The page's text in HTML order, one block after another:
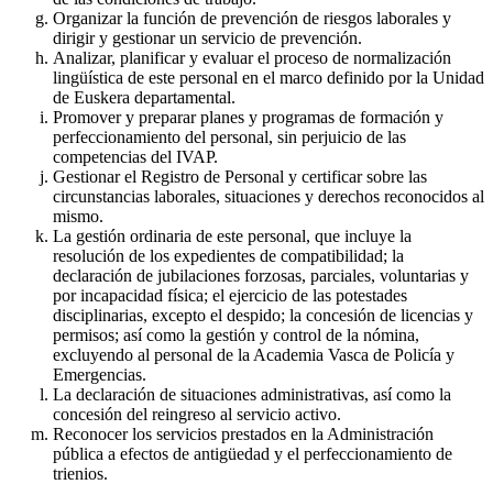
Organizar la función de prevención de riesgos laborales y
dirigir y gestionar un servicio de prevención.
Analizar, planificar y evaluar el proceso de normalización
lingüística de este personal en el marco definido por la Unidad
de Euskera departamental.
Promover y preparar planes y programas de formación y
perfeccionamiento del personal, sin perjuicio de las
competencias del IVAP.
Gestionar el Registro de Personal y certificar sobre las
circunstancias laborales, situaciones y derechos reconocidos al
mismo.
La gestión ordinaria de este personal, que incluye la
resolución de los expedientes de compatibilidad; la
declaración de jubilaciones forzosas, parciales, voluntarias y
por incapacidad física; el ejercicio de las potestades
disciplinarias, excepto el despido; la concesión de licencias y
permisos; así como la gestión y control de la nómina,
excluyendo al personal de la Academia Vasca de Policía y
Emergencias.
La declaración de situaciones administrativas, así como la
concesión del reingreso al servicio activo.
Reconocer los servicios prestados en la Administración
pública a efectos de antigüedad y el perfeccionamiento de
trienios.